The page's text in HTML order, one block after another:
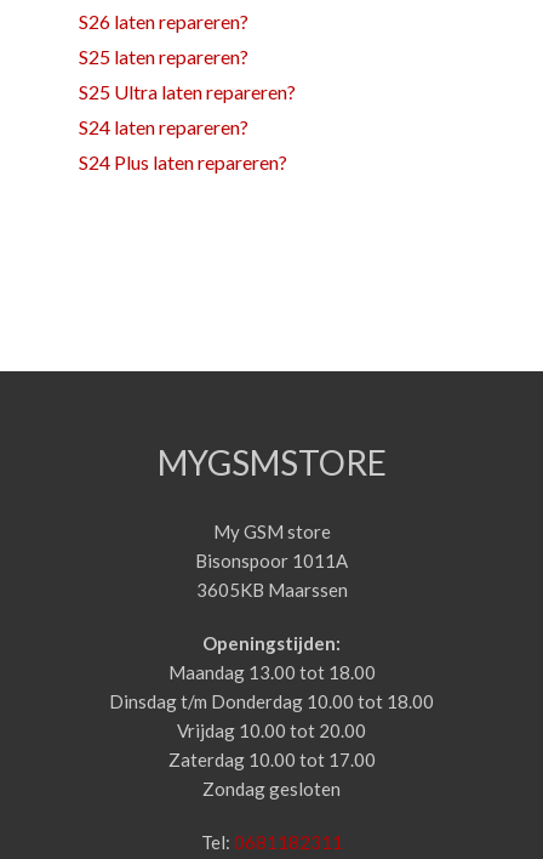
S26 laten repareren?
S25 laten repareren?
S25 Ultra laten repareren?
S24 laten repareren?
S24 Plus laten repareren?
MYGSMSTORE
My GSM store
Bisonspoor 1011A
3605KB Maarssen
Openingstijden:
Maandag 13.00 tot 18.00
Dinsdag t/m Donderdag 10.00 tot 18.00
Vrijdag 10.00 tot 20.00
Zaterdag 10.00 tot 17.00
Zondag gesloten
Tel: 0681182311